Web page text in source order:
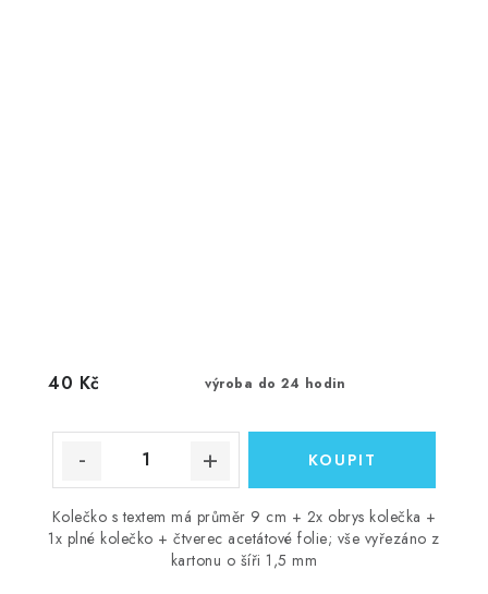
výroba do 24 hodin
40 Kč
Kolečko s textem má průměr 9 cm + 2x obrys kolečka +
1x plné kolečko + čtverec acetátové folie; vše vyřezáno z
kartonu o šíři 1,5 mm